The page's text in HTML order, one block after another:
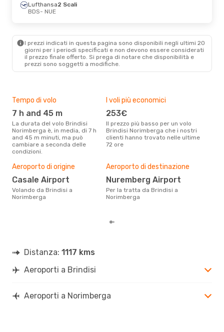
- NUE
Lufthansa2 Scali
NUE- BDS
BDS- NUE
Lufthansa
NUE- BDS
Lufthansa2 Scali
BDS- NUE
I prezzi indicati in questa pagina sono disponibili negli ultimi 20
giorni per i periodi specificati e non devono essere considerati
il ​​prezzo finale offerto. Si prega di notare che disponibilità e
prezzi sono soggetti a modifiche.
Tempo di volo
7 h and 45 m
La durata del volo Brindisi
Norimberga è, in media, di 7 h
and 45 m minuti, ma può
cambiare a seconda delle
condizioni.
I voli più economici
253€
Il prezzo più basso per un volo
Brindisi Norimberga che i nostri
clienti hanno trovato nelle ultime
72 ore
Aeroporto di origine
Casale Airport
Volando da Brindisi a
Norimberga
Aeroporto di destinazione
Nuremberg Airport
Per la tratta da Brindisi a
Norimberga
Distanza: 1117 kms
Aeroporti a Brindisi
Aeroporti a Norimberga